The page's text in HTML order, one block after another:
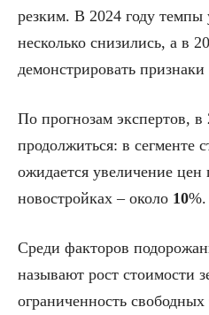
резким. В 2024 году темпы
несколько снизились, а в
демонстрировать
По прогнозам экспертов, в
продолжиться: в сегменте
ожидается увеличение
новостройках – около 10%.
Среди факторов
называют рост стоимости
ограниченность